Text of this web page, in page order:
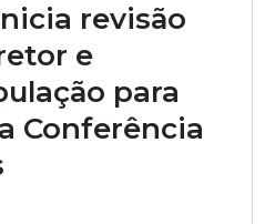
revisão
e
para
Conferência